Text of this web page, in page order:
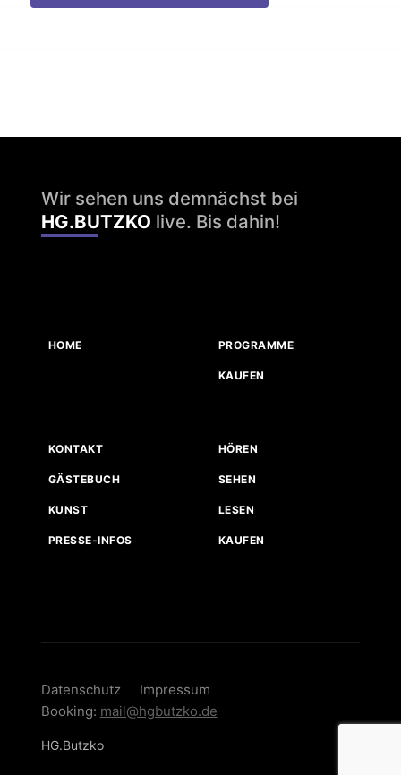
Wir sehen uns demnächst bei
HG.BUTZKO live. Bis dahin!
HOME PROGRAMME
KAUFEN
KONTAKT
GÄSTEBUCH
KUNST
PRESSE-INFOS
HÖREN
SEHEN
LESEN
KAUFEN
Datenschutz
Impressum
Booking: mail@hgbutzko.de
HG.Butzko